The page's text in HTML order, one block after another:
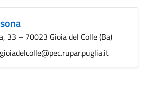
33 – 70023 Gioia del Colle (Ba)